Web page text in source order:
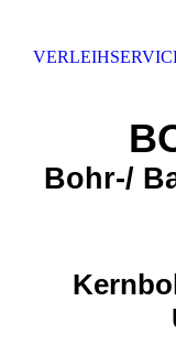
Bohr-/